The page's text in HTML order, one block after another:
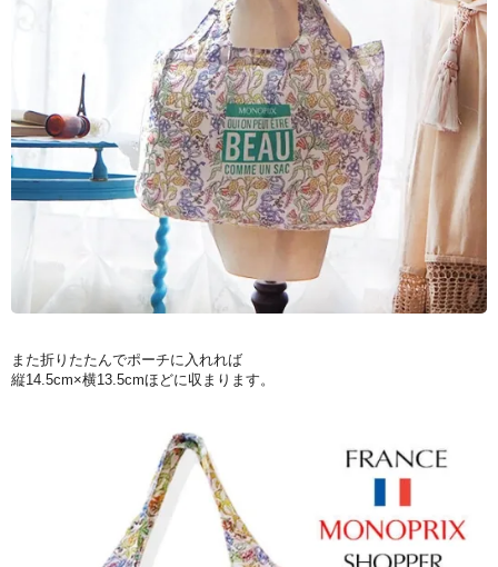
また折りたたんでポーチに入れれば
縦14.5cm×横13.5cmほどに収まります。